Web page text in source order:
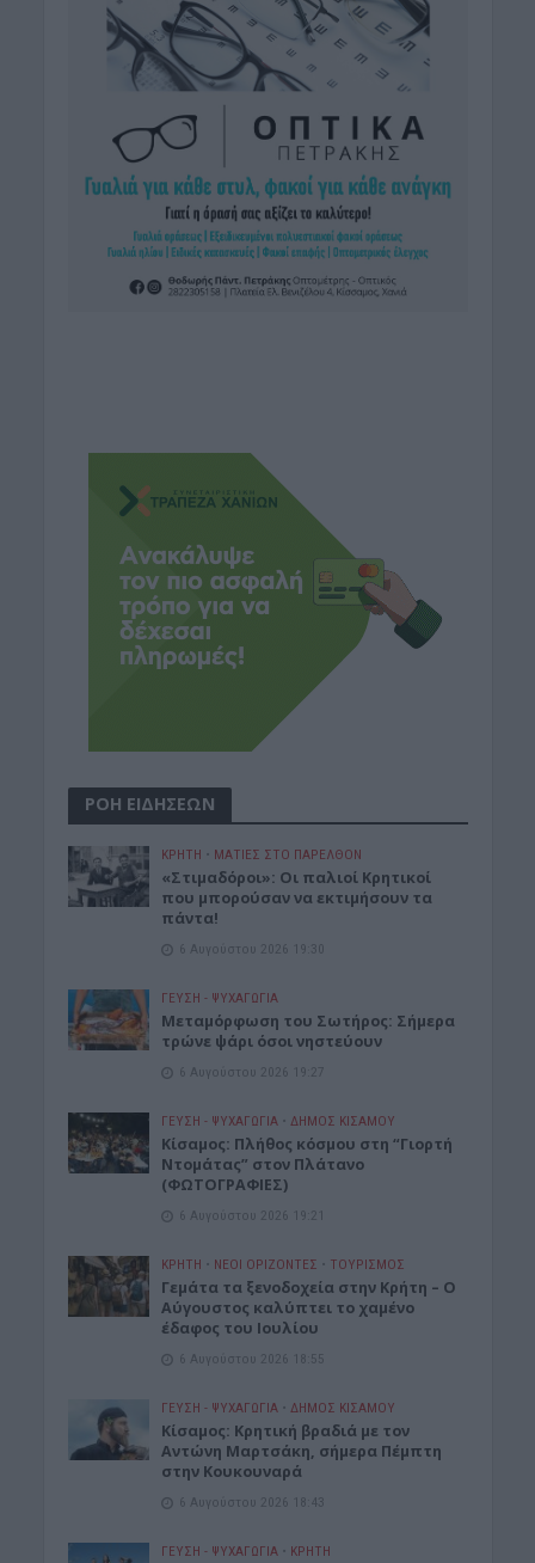
ΡΟΗ ΕΙΔΗΣΕΩΝ
ΚΡΗΤΗ • ΜΑΤΙΕΣ ΣΤΟ ΠΑΡΕΛΘΟΝ
«Στιμαδόροι»: Οι παλιοί Κρητικοί
που μπορούσαν να εκτιμήσουν τα
πάντα!
6 Αυγούστου 2026 19:30
ΓΕΎΣΗ - ΨΥΧΑΓΩΓΊΑ
Μεταμόρφωση του Σωτήρος: Σήμερα
τρώνε ψάρι όσοι νηστεύουν
6 Αυγούστου 2026 19:27
ΓΕΎΣΗ - ΨΥΧΑΓΩΓΊΑ • ΔΉΜΟΣ ΚΙΣΆΜΟΥ
Κίσαμος: Πλήθος κόσμου στη “Γιορτή
Ντομάτας” στον Πλάτανο
(ΦΩΤΟΓΡΑΦΙΕΣ)
6 Αυγούστου 2026 19:21
ΚΡΗΤΗ • ΝΕΟΙ ΟΡΙΖΟΝΤΕΣ • ΤΟΥΡΙΣΜΟΣ
Γεμάτα τα ξενοδοχεία στην Κρήτη – Ο
Αύγουστος καλύπτει το χαμένο
έδαφος του Ιουλίου
6 Αυγούστου 2026 18:55
ΓΕΎΣΗ - ΨΥΧΑΓΩΓΊΑ • ΔΉΜΟΣ ΚΙΣΆΜΟΥ
Kίσαμος: Κρητική βραδιά με τον
Αντώνη Μαρτσάκη, σήμερα Πέμπτη
στην Κουκουναρά
6 Αυγούστου 2026 18:43
ΓΕΎΣΗ - ΨΥΧΑΓΩΓΊΑ • ΚΡΗΤΗ